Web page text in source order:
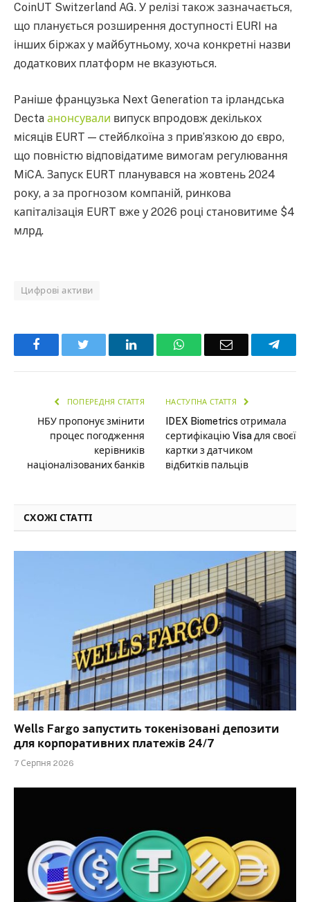
CoinUT Switzerland AG. У релізі також зазначається,
що планується розширення доступності EURI на
інших біржах у майбутньому, хоча конкретні назви
додаткових платформ не вказуються.
Раніше французька Next Generation та ірландська
Decta анонсували випуск впродовж декількох
місяців EURT — стейблкоїна з прив’язкою до євро,
що повністю відповідатиме вимогам регулювання
MiCA. Запуск EURT планувався на жовтень 2024
року, а за прогнозом компаній, ринкова
капіталізація EURT вже у 2026 році становитиме $4
млрд.
Цифрові активи
Facebook LinkedInWhatsAppEmail
ПОПЕРЕДНЯ СТАТТЯ
НБУ пропонує змінити
процес погодження
керівників
націоналізованих банків
НАСТУПНА СТАТТЯ
IDEX Biometrics отримала
сертифікацію Visa для своєї
картки з датчиком
відбитків пальців
СХОЖІ СТАТТІ
Wells Fargo запустить токенізовані депозити
для корпоративних платежів 24/7
7 Серпня 2026